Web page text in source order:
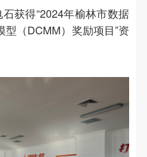
获得“2024年榆林市数据
（DCMM）奖励项目”资